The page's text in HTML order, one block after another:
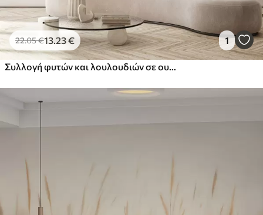
22.05€13 .23€ 1